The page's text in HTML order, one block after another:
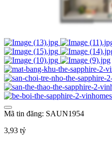
Mã tin đăng: SAUN1954
3,93 tỷ